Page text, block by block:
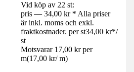
Vid köp av 22 st:
pris — 34,00 kr * Alla priser
är inkl. moms och exkl.
fraktkostnader. per st34,00 kr*/
st
Motsvarar 17,00 kr per
m(17,00 kr/ m)